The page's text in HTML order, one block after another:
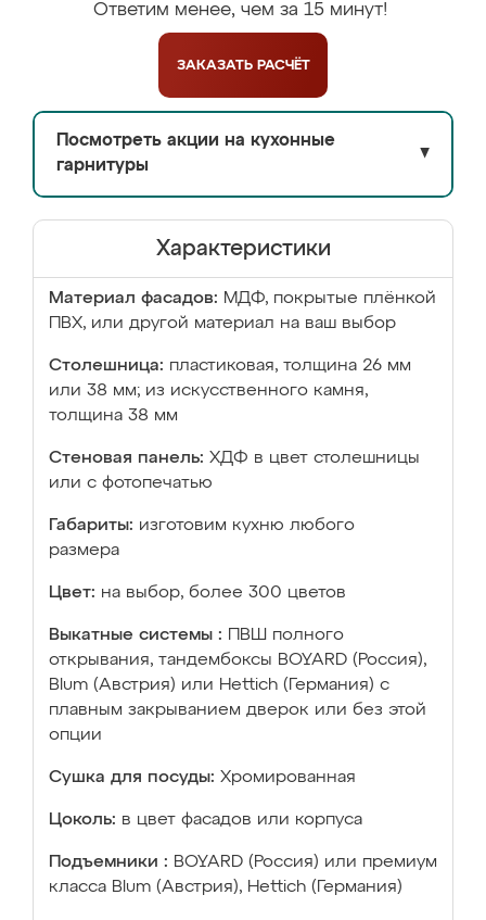
Ответим менее, чем за 15 минут!
ЗАКАЗАТЬ РАСЧЁТ
Посмотреть акции на кухонные
гарнитуры
▼
Характеристики
Материал фасадов: МДФ, покрытые плёнкой
ПВХ, или другой материал на ваш выбор
Столешница: пластиковая, толщина 26 мм
или 38 мм; из искусственного камня,
толщина 38 мм
Стеновая панель: ХДФ в цвет столешницы
или с фотопечатью
Габариты: изготовим кухню любого
размера
Цвет: на выбор, более 300 цветов
Выкатные системы :
ПВШ полного
открывания, тандембоксы BOYARD (Россия),
Blum (Австрия) или Hettich (Германия) с
плавным закрыванием дверок или без этой
опции
Сушка для посуды: Хромированная
Цоколь: в цвет фасадов или корпуса
Подъемники : BOYARD (Россия) или премиум
класса Blum (Австрия), Hettich (Германия)